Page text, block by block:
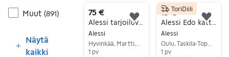
Muut (891)
Näytä
kaikki
75 €
Alessi
1 pv
Lisää suosikiksi.
15 €
Alessi
Oulu, Taskila-Toppila, Pohjois-Pohjanmaa
1 pv
ToriDiili